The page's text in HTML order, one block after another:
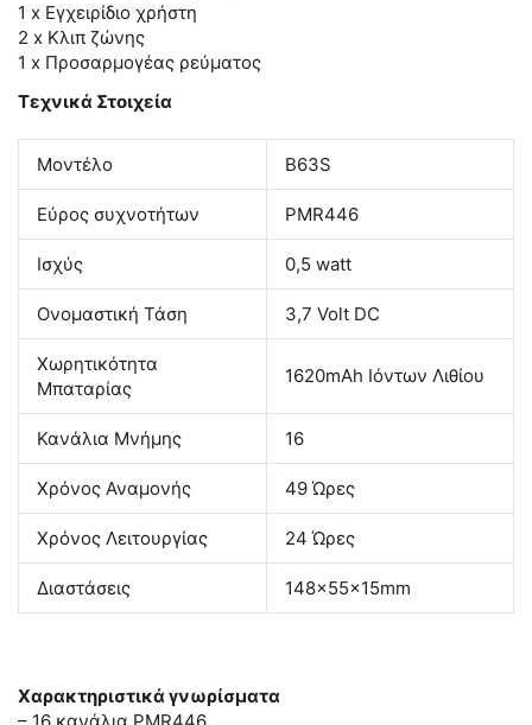
1 x Εγχειρίδιο χρήστη
2 x Κλιπ ζώνης
1 x Προσαρμογέας ρεύματος
Τεχνικά Στοιχεία
Μοντέλο B63S
Εύρος συχνοτήτων PMR446
Ισχύς 0,5 watt
Ονομαστική Τάση 3,7 Volt DC
Χωρητικότητα
Μπαταρίας
1620mAh Ιόντων Λιθίου
Κανάλια Μνήμης 16
Χρόνος Αναμονής 49 Ώρες
Χρόνος Λειτουργίας 24 Ώρες
Διαστάσεις 148x55x15mm
Χαρακτηριστικά γνωρίσματα